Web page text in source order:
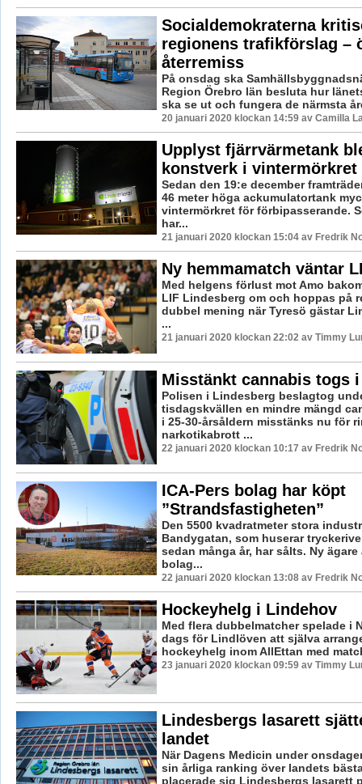
Socialdemokraterna
regionens trafikförslag –
återremiss
På onsdag ska
Region Örebro län besluta hur
ska se ut och fungera de närmsta
20 januari 2020 klockan 14:59 av Camilla
Upplyst fjärrvärmetank
konstverk i vintermörkret
Sedan den 19:e december
46 meter höga ackumulatortank
vintermörkret för förbipasserande.
har...
21 januari 2020 klockan 15:04 av Fredrik
Ny hemmamatch väntar
Med helgens förlust mot Amo
LIF Lindesberg om och hoppas på
dubbel mening när Tyresö gästar
...
21 januari 2020 klockan 22:02 av Timmy
Misstänkt cannabis togs
Polisen i Lindesberg beslagtog
tisdagskvällen en mindre mängd
i 25-30-årsåldern misstänks nu för
narkotikabrott ...
22 januari 2020 klockan 10:17 av Fredrik
ICA-Pers bolag har köpt
”Strandsfastigheten”
Den 5500 kvadratmeter stora
Bandygatan, som huserar
sedan många år, har sålts. Ny ägare
bolag...
22 januari 2020 klockan 13:08 av Fredrik
Hockeyhelg i Lindehov
Med flera dubbelmatcher spelade i
dags för Lindlöven att själva
hockeyhelg inom AllEttan med
23 januari 2020 klockan 09:59 av Timmy
Lindesbergs lasarett
landet
När Dagens Medicin under
sin årliga ranking över landets
placerade sig Lindesbergs lasarett